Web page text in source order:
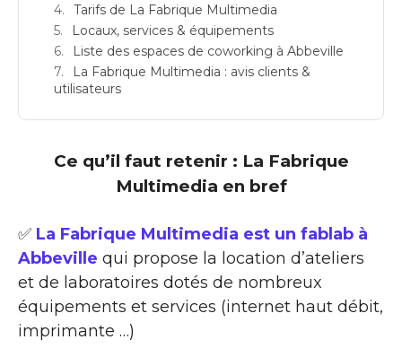
Tarifs de La Fabrique Multimedia
Locaux, services & équipements
Liste des espaces de coworking à Abbeville
La Fabrique Multimedia : avis clients &
utilisateurs
Ce qu’il faut retenir : La Fabrique
Multimedia en bref
✅ La Fabrique Multimedia est un fablab à
Abbeville qui propose la location d’ateliers
et de laboratoires dotés de nombreux
équipements et services (internet haut débit,
imprimante …)